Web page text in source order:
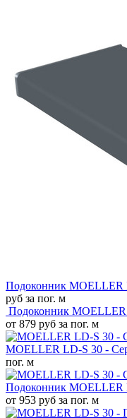
Подоконник MOELLER
руб за пог. м
Подоконник
от 879 руб за пог. м
MOELLER LD-S 30 -
пог. м
Подоконник MOELLER
от 953 руб за пог. м